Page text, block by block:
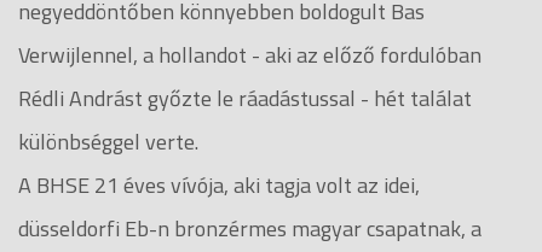
negyeddöntőben könnyebben boldogult Bas
Verwijlennel, a hollandot - aki az előző fordulóban
Rédli Andrást győzte le ráadástussal - hét találat
különbséggel verte.
A BHSE 21 éves vívója, aki tagja volt az idei,
düsseldorfi Eb-n bronzérmes magyar csapatnak, a